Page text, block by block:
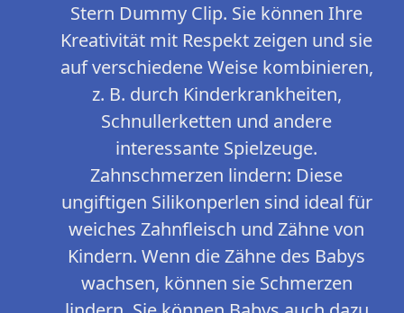
Stern Dummy Clip. Sie können Ihre
Kreativität mit Respekt zeigen und sie
auf verschiedene Weise kombinieren,
z. B. durch Kinderkrankheiten,
Schnullerketten und andere
interessante Spielzeuge.
Zahnschmerzen lindern: Diese
ungiftigen Silikonperlen sind ideal für
weiches Zahnfleisch und Zähne von
Kindern. Wenn die Zähne des Babys
wachsen, können sie Schmerzen